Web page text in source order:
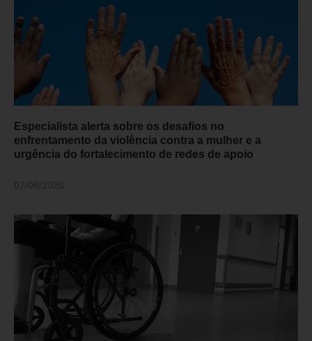
Especialista alerta sobre os desafios no
enfrentamento da violência contra a mulher e a
urgência do fortalecimento de redes de apoio